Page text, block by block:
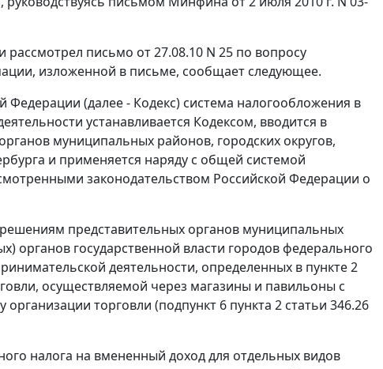
письмо от 27.08.10 N 25 по вопросу
изложенной в письме, сообщает следующее.
Федерации (далее - Кодекс) система налогообложения в
устанавливается Кодексом, вводится в
муниципальных районов, городских округов,
и применяется наряду с общей системой
законодательством Российской Федерации о
представительных органов муниципальных
органов государственной власти городов федерального
деятельности, определенных в пункте 2
осуществляемой через магазины и павильоны с
торговли (подпункт 6 пункта 2 статьи 346.26
налога на вмененный доход для отдельных видов